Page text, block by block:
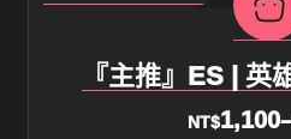
『主推』ES | 英
NT$1,100